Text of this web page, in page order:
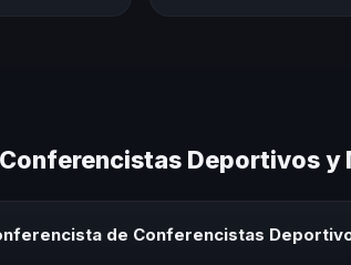
Deportivos
de Conferencistas